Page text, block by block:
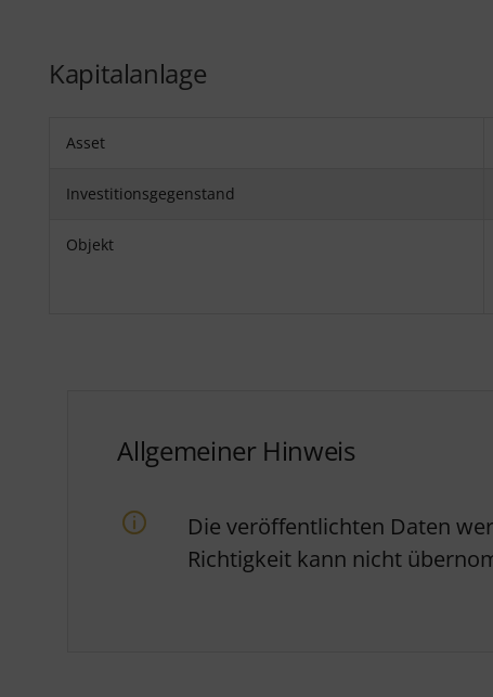
Kapitalanlage
Asset
Investitionsgegenstand
Objekt
Allgemeiner Hinweis
Die veröffentlichten Daten
Richtigkeit kann nicht